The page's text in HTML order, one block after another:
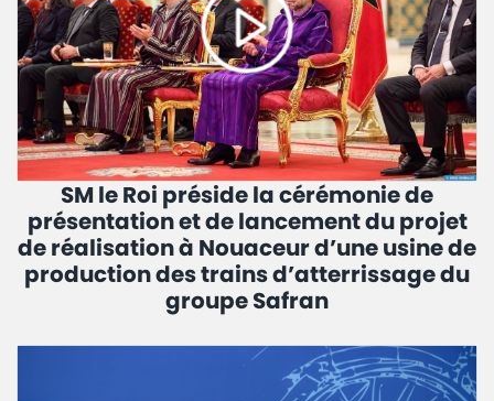
SM le Roi préside la cérémonie de
présentation et de lancement du projet
de réalisation à Nouaceur d’une usine de
production des trains d’atterrissage du
groupe Safran